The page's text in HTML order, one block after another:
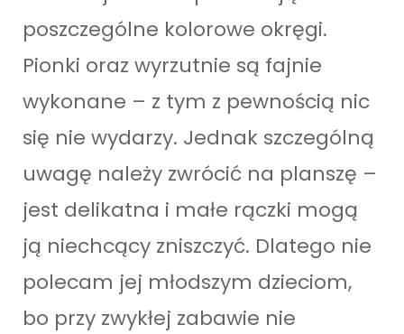
poszczególne kolorowe okręgi.
Pionki oraz wyrzutnie są fajnie
wykonane – z tym z pewnością nic
się nie wydarzy. Jednak szczególną
uwagę należy zwrócić na planszę –
jest delikatna i małe rączki mogą
ją niechcący zniszczyć. Dlatego nie
polecam jej młodszym dzieciom,
bo przy zwykłej zabawie nie